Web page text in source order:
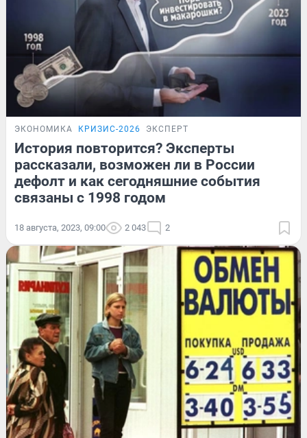
ЭКОНОМИКА КРИЗИС-2026 ЭКСПЕРТ
История повторится? Эксперты
рассказали, возможен ли в России
дефолт и как сегодняшние события
связаны с 1998 годом
18 августа, 2023, 09:00 2 043 2